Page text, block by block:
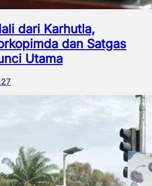
dari Karhutla,
dan Satgas
Utama